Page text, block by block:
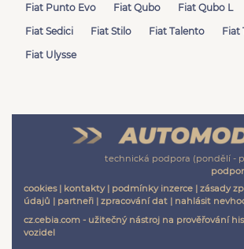
Fiat Punto Evo
Fiat Qubo Fiat Qubo L
Fiat Sedici
Fiat Stilo Fiat Talento
Fiat
Fiat Ulysse
technická podpora (pondělí -
cookies| kontakty| podmínky inzerce | zásady
údajů | partneři | zpracování dat | nahlásit
cz.cebia.com - užitečný nástroj na prověřování
vozidel